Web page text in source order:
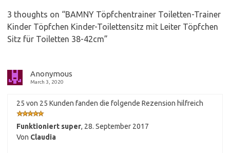
3 thoughts on “BAMNY Töpfchentrainer Toiletten-Trainer
Kinder Töpfchen Kinder-Toilettensitz mit Leiter Töpfchen
Sitz für Toiletten 38-42cm”
Anonymous
March 3, 2020
25 von 25 Kunden fanden die folgende Rezension hilfreich
Funktioniert super, 28. September 2017
Von Claudia